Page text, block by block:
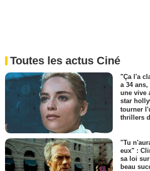
Toutes les actus Ciné
"Ça l'a
a 34
une vive
star
tourner
thrillers
"Tu
eux" :
sa loi
beau